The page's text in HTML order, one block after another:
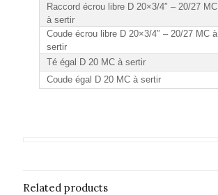
Raccord écrou libre D 20×3/4″ – 20/27 MC
à sertir
Coude écrou libre D 20×3/4″ – 20/27 MC à
sertir
Té égal D 20 MC à sertir
Coude égal D 20 MC à sertir
Related products